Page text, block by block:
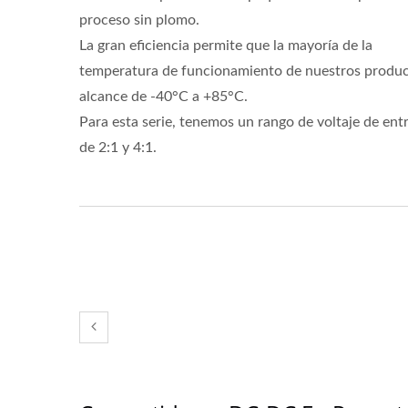
proceso sin plomo.
La gran eficiencia permite que la mayoría de la
temperatura de funcionamiento de nuestros
alcance de -40°C a +85°C.
Para esta serie, tenemos un rango de voltaje de
de 2:1 y 4:1.